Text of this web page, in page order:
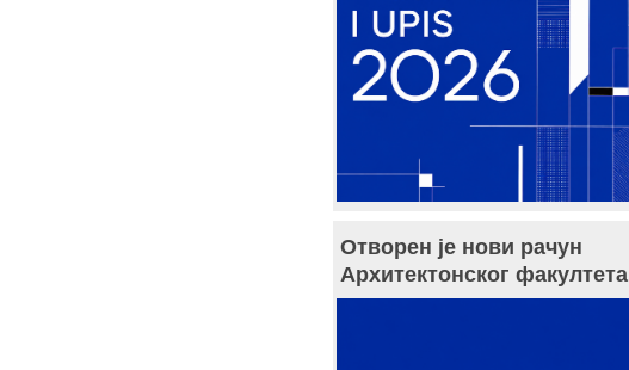
Отворен је нови рачун
Архитектонског факултета